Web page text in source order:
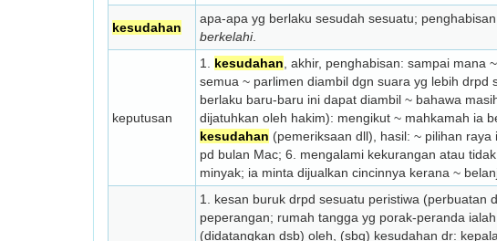
kesudahan
apa-apa yg berlaku sesudah sesuatu;
berkelahi.
keputusan
1. kesudahan , akhir, penghabisan: sampai
semua ~ parlimen diambil dgn suara yg lebih drpd
berlaku baru-baru ini dapat diambil ~ bahawa
dijatuhkan oleh hakim): mengikut ~ mahkamah ia
kesudahan (pemeriksaan dll), hasil: ~ pilihan
pd bulan Mac; 6. mengalami kekurangan atau
minyak; ia minta dijualkan cincinnya kerana ~
1. kesan buruk drpd sesuatu peristiwa (perbuatan
peperangan; rumah tangga yg porak-peranda
(didatangkan dsb) oleh, (sbg) ke­sudahan dr: